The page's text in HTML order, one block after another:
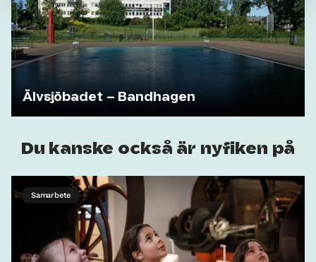
Älvsjöbadet – Bandhagen
Du kanske också är nyfiken på
Samarbete